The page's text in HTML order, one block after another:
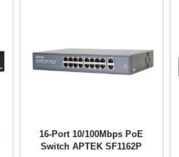
16-Port 10/100Mbps PoE
Switch APTEK SF1162P